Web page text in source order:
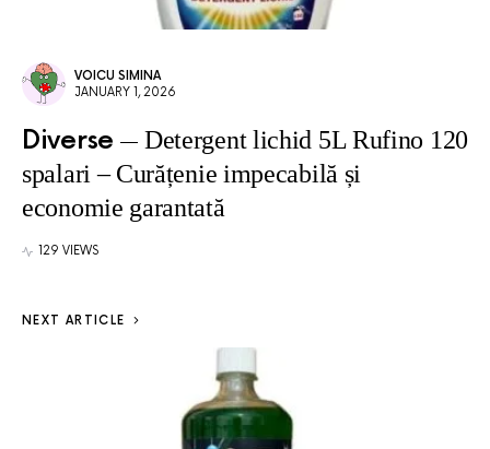
VOICU SIMINA
JANUARY 1, 2026
Diverse
Detergent lichid 5L Rufino 120
spalari – Curățenie impecabilă și
economie garantată
129 VIEWS
NEXT ARTICLE